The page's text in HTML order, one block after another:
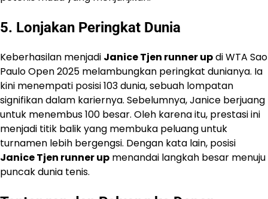
5. Lonjakan Peringkat Dunia
Keberhasilan menjadi Janice Tjen runner updi WTA Sao
Paulo Open 2025 melambungkan peringkat dunianya. Ia
kini menempati posisi 103 dunia, sebuah lompatan
signifikan dalam kariernya. Sebelumnya, Janice berjuang
untuk menembus 100 besar. Oleh karena itu, prestasi ini
menjadi titik balik yang membuka peluang untuk
turnamen lebih bergengsi. Dengan kata lain, posisi
Janice Tjen runner up menandai langkah besar menuju
puncak dunia tenis.